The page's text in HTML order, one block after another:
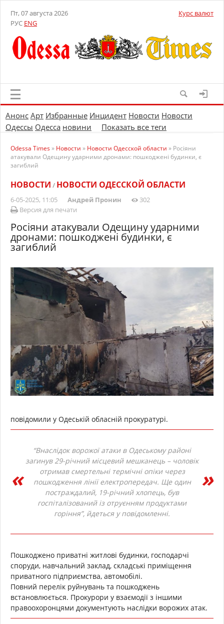
Пт, 07 августа 2026
РУС ENG
Курс валют
Анонс Арт Избранные Инцидент Новости Новости
Одессы Одесса новини Показать все теги
Odessa Times» Новости » Новости Одесской области » Росіяни
атакували Одещину ударними дронами: пошкоджені будинки, є
загиблий
НОВОСТИ / НОВОСТИ ОДЕССКОЙ ОБЛАСТИ
6-05-2025, 11:05 Андрей Пронин
302
Версия для печати
Росіяни атакували Одещину ударними
дронами: пошкоджені будинки, є
загиблий
повідомили у Одеській обласній прокуратурі.
“Внаслідок ворожої атаки в Одеському районі
загинув 29-річний місцевий мешканець – чоловік
отримав смертельні термічні опіки через
пошкодження лінії електропередач. Ще один
постраждалий, 19-річний хлопець, був
госпіталізований із отруєнням продуктами
горіння”, йдеться у повідомленні.
Пошкоджено приватні житлові будинки, господарчі
споруди, навчальний заклад, складські приміщення
приватного підприємства, автомобілі.
Повний перелік руйнувань та пошкоджень
встановлюється. Прокурори у взаємодії з іншими
правоохоронцями документують наслідки ворожих атак.